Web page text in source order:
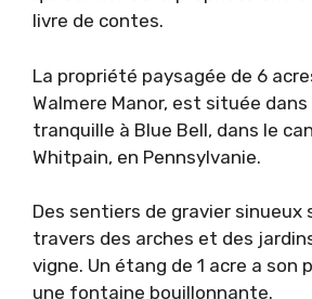
livre de contes.
La propriété paysagée de 6
Walmere Manor, est située
tranquille à Blue Bell, dans le
Whitpain, en Pennsylvanie.
Des sentiers de gravier sinueux
travers des arches et des
vigne. Un étang de 1 acre a son
une fontaine bouillonnante.